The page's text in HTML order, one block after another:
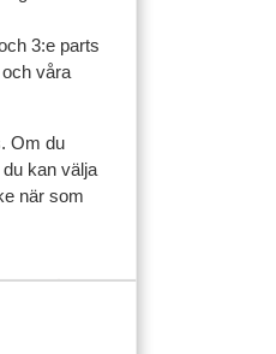
3:e parts
våra
Om du
kan välja
när som